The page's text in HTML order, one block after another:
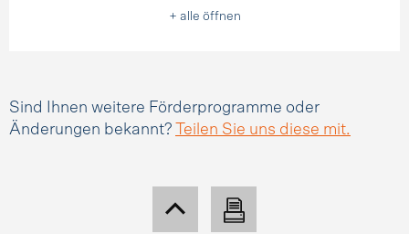
+ alle öffnen
Sind Ihnen weitere Förderprogramme oder
Änderungen bekannt?
Teilen Sie uns diese mit.